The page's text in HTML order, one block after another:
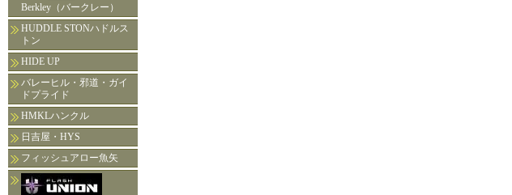
Berkley（バークレー）
HUDDLE STONハドルス
トン
HIDE UP
バレーヒル・邪道・ガイ
ドプライド
HMKLハンクル
日吉屋・HYS
フィッシュアロー魚矢